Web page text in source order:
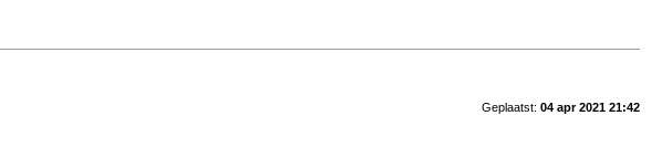
Geplaatst: 04 apr 2021 21:42